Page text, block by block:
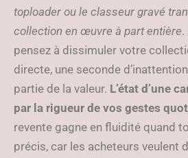
toploader ou le classeur gravé
collection en œuvre à part entière.
pensez à dissimuler votre
directe, une seconde
partie de la valeur. L’état d’une
par la rigueur de vos gestes
revente gagne en fluidité quand
précis, car les acheteurs veulent